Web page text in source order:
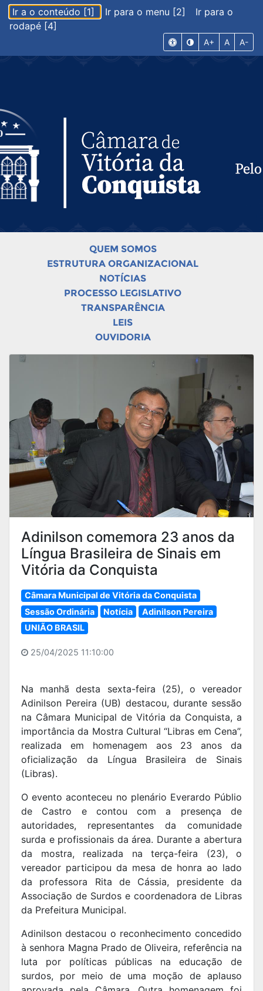
Ir a o conteúdo [1] Ir para o menu [2]
Ir para o
rodapé [4]
A+ A A-
QUEM SOMOS
ESTRUTURA ORGANIZACIONAL
NOTÍCIAS
PROCESSO LEGISLATIVO
TRANSPARÊNCIA
LEIS
OUVIDORIA
Adinilson comemora 23 anos da
Língua Brasileira de Sinais em
Vitória da Conquista
Câmara Municipal de Vitória da Conquista
Sessão Ordinária
Notícia
Adinilson Pereira
UNIÃO BRASIL
25/04/2025 11:10:00
Na manhã desta sexta-feira (25), o vereador
Adinilson Pereira (UB) destacou, durante sessão
na Câmara Municipal de Vitória da Conquista, a
importância da Mostra Cultural “Libras em Cena”,
realizada em homenagem aos 23 anos da
oficialização da Língua Brasileira de Sinais
(Libras).
O evento aconteceu no plenário Everardo Públio
de Castro e contou com a presença de
autoridades, representantes da comunidade
surda e profissionais da área. Durante a abertura
da mostra, realizada na terça-feira (23), o
vereador participou da mesa de honra ao lado
da professora Rita de Cássia, presidente da
Associação de Surdos e coordenadora de Libras
da Prefeitura Municipal.
Adinilson destacou o reconhecimento concedido
à senhora Magna Prado de Oliveira, referência na
luta por políticas públicas na educação de
surdos, por meio de uma moção de aplauso